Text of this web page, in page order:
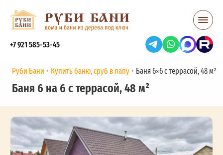
+7 921 585-53-45
Руби Бани Купить баню, сруб в лапу Баня 6×6 с террасой, 48 м²
Баня 6 на 6 с террасой, 48 м²